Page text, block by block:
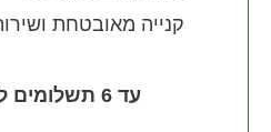
קנייה מאובטחת
עד 6 תשלומים ללא ריבית !